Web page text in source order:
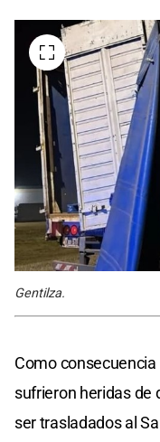
Gentilza.
Como
sufrieron heridas de
ser trasladados al